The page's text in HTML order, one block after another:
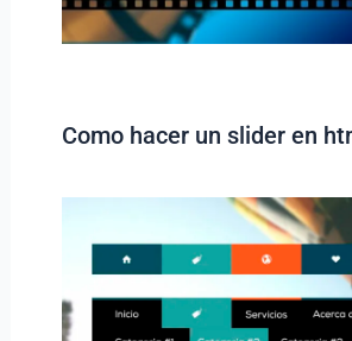
Como hacer un slider en